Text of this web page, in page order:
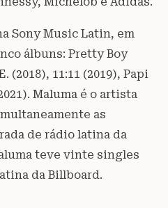
Sony Music Latin, em
álbuns: Pretty Boy
(2018), 11:11 (2019), Papi
Maluma é o artista
as
de rádio latina da
teve vinte singles
da Billboard.